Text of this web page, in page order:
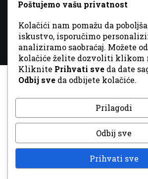
Poštujemo vašu privatnost
Kolačići nam pomažu da
iskustvo, isporučimo
analiziramo saobraćaj. Možete
kolačiće želite dozvoliti klikom
Kliknite Prihvati sve da date
Odbij sve da odbijete kolačiće.
Prilagodi
Odbij sve
Prihvati sve